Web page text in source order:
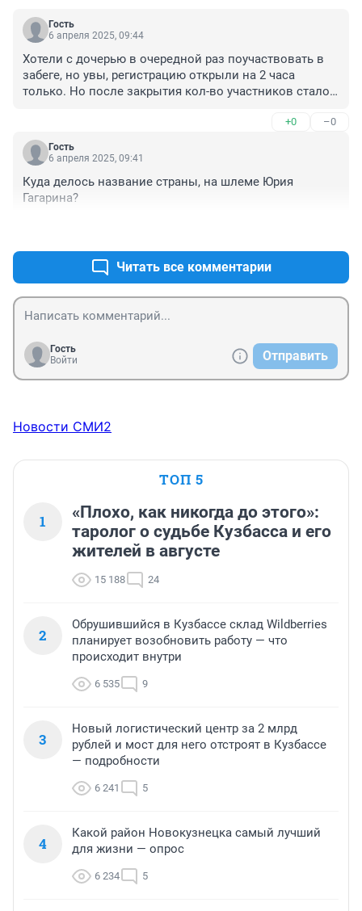
Гость
6 апреля 2025, 09:44
Хотели с дочерью в очередной раз поучаствовать в
забеге, но увы, регистрацию открыли на 2 часа
только. Но после закрытия кол-во участников стало
+0 –0
Гость
6 апреля 2025, 09:41
Куда делось название страны, на шлеме Юрия
Гагарина?
Читать все комментарии
Гость
Войти
Отправить
Новости СМИ2
ТОП 5
1
«Плохо, как никогда до этого»:
таролог о судьбе Кузбасса и его
жителей в августе
15 188 24
2
Обрушившийся в Кузбассе склад Wildberries
планирует возобновить работу — что
происходит внутри
6 535 9
3
Новый логистический центр за 2 млрд
рублей и мост для него отстроят в Кузбассе
— подробности
6 241 5
4
Какой район Новокузнецка самый лучший
для жизни — опрос
6 234 5